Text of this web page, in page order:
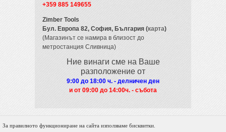
+359 885 149655
Zimber Tools
Бул. Европа 82, София, България (карта)
(Магазинът се намира в близост до
метростанция Сливница)
Ние винаги сме на Ваше
разположение от
9:00 до 18:00 ч. - делничен ден
и от 09:00 до 14:00ч. - събота
© 2012 Zimber Tools. All Rights Reserved.
За правилното функциониране на сайта използваме бисквитки.